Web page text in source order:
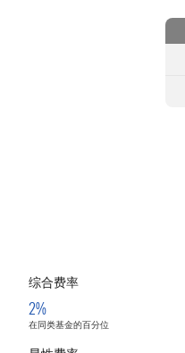
综合费率
2%
在同类基金的百分位